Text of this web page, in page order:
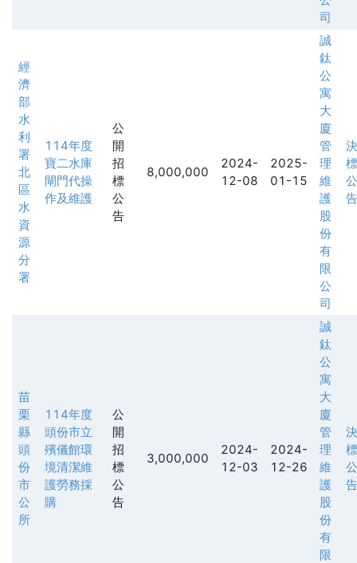
司
經
濟
部
水
利
署
北
區
水
資
源
分
署
114年度
寶二水庫
閘門代操
作及維護
公
開
招
標
公
告
8,000,000
2024-
12-08
2025-
01-15
誠
鈦
公
寓
大
廈
管
理
維
護
股
份
有
限
公
司
決
標
公
告
苗
栗
縣
頭
份
市
公
所
114年度
頭份市立
殯儀館環
境清潔維
護勞務採
購
公
開
招
標
公
告
3,000,000
2024-
12-03
2024-
12-26
誠
鈦
公
寓
大
廈
管
理
維
護
股
份
有
限
決
標
公
告